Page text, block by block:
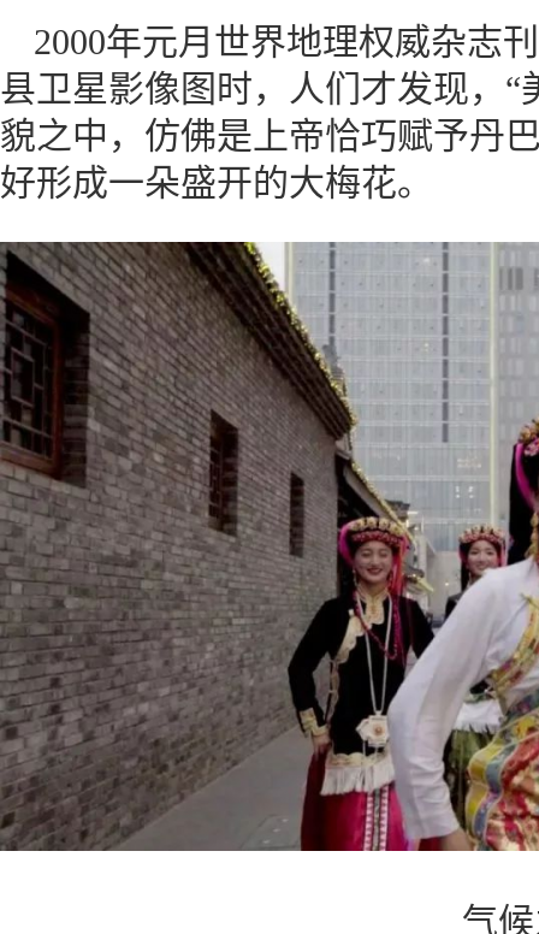
2000年元月世界地理权威杂志
县卫星影像图时，人们才发现，
貌之中，仿佛是上帝恰巧赋予丹
好形成一朵盛开的大梅花。
气